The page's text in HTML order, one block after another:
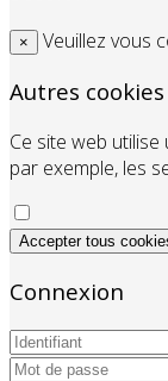
× Veuillez vous
Autres cookies
Ce site web
par exemple, les
Accepter tous
Connexion